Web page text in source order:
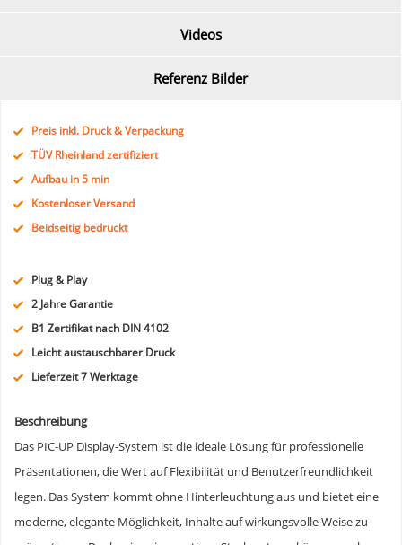
Videos
Referenz Bilder
Preis inkl. Druck & Verpackung
TÜV Rheinland zertifiziert
Aufbau in 5 min
Kostenloser Versand
Beidseitig bedruckt
Plug & Play
2 Jahre Garantie
B1 Zertifikat nach DIN 4102
Leicht austauschbarer Druck
Lieferzeit 7 Werktage
Beschreibung
Das PIC-UP Display-System ist die ideale Lösung für professionelle
Präsentationen, die Wert auf Flexibilität und Benutzerfreundlichkeit
legen. Das System kommt ohne Hinterleuchtung aus und bietet eine
moderne, elegante Möglichkeit, Inhalte auf wirkungsvolle Weise zu